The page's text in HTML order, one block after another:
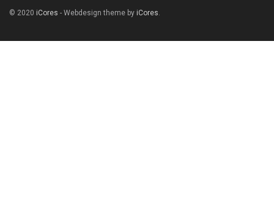
© 2020 iCores - Webdesign theme by iCores.